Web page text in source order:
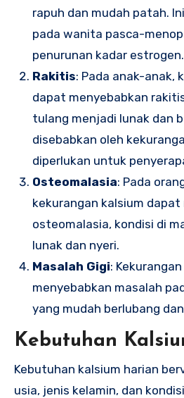
rapuh dan mudah patah.
pada wanita pasca-
penurunan kadar estrogen.
Rakitis: Pada anak-anak,
dapat menyebabkan
tulang menjadi lunak dan
disebabkan oleh
diperlukan untuk
Osteomalasia: Pada
kekurangan kalsium dapat
osteomalasia, kondisi di
lunak dan nyeri.
Masalah Gigi:
menyebabkan masalah
yang mudah berlubang
Kebutuhan
Kebutuhan kalsium harian
usia, jenis kelamin, dan